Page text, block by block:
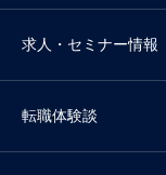
求人・セミナー情報
転職体験談